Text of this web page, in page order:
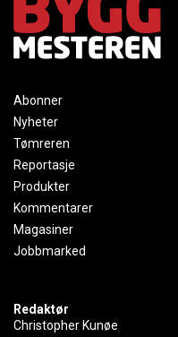
Abonner
Nyheter
Tømreren
Reportasje
Produkter
Kommentarer
Magasiner
Jobbmarked
Redaktør
Christopher Kunøe